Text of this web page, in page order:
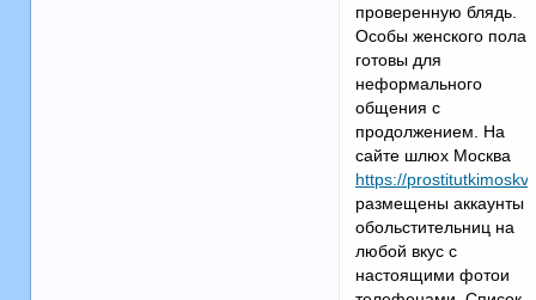
проверенную блядь.
Особы женского пола
готовы для
неформального
общения с
продолжением. На
сайте шлюх Москва
https://
размещены аккаунты
обольстительниц на
любой вкус с
настоящими фотои